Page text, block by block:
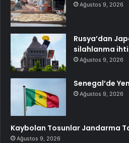
Ağustos 9, 2026
Rusya’dan
silahlanma
Ağustos 9, 2026
Senegal’de
Ağustos 9, 2026
Kaybolan Tosunlar Jandarma
Ağustos 9, 2026